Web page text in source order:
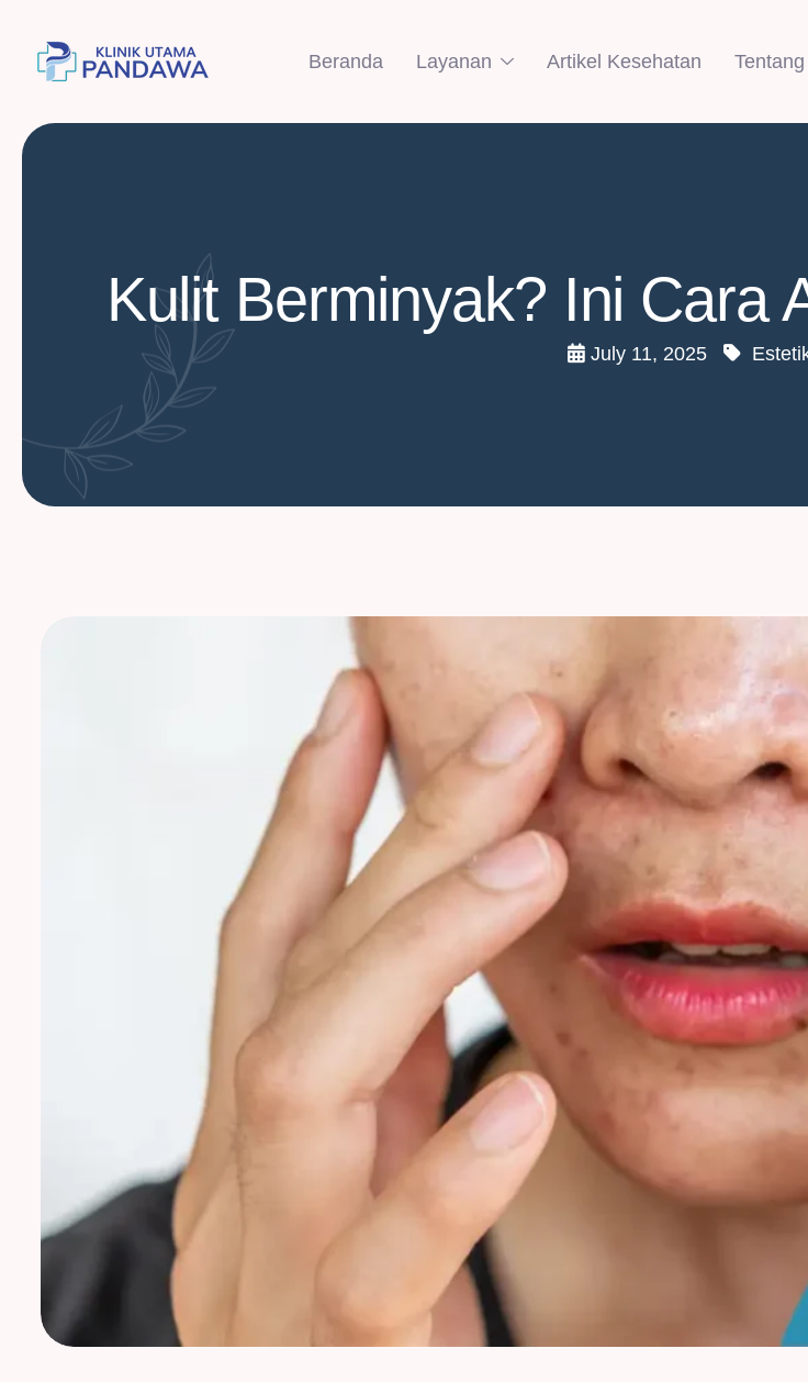
Beranda Layanan Artikel Kesehatan
Kulit Berminyak? Ini Cara
July 11, 2025